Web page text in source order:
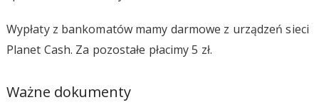
Wypłaty z bankomatów mamy darmowe z urządzeń sieci
Planet Cash. Za pozostałe płacimy 5 zł.
Ważne dokumenty